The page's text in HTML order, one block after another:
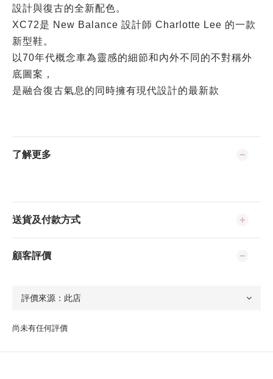
設計與復古的全新配色。
XC72是 New Balance 設計師 Charlotte Lee 的一款
新型鞋。
以70年代概念車為靈感的細節和內外不同的不對稱外
底圖案，
是融合復古氣息的同時擁有現代設計的最新款
了解更多
送貨及付款方式
顧客評價
尚未有任何評價